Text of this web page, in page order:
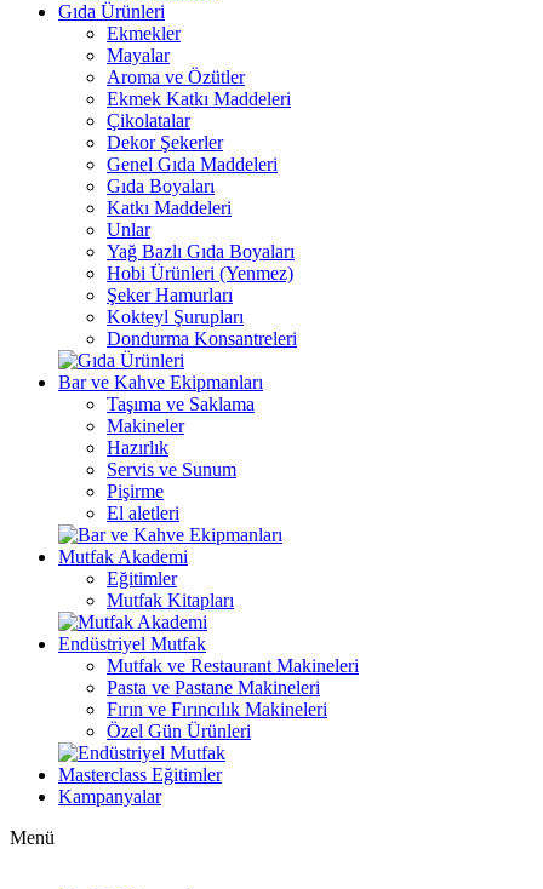
Gıda Ürünleri
Ekmekler
Mayalar
Aroma ve Özütler
Ekmek Katkı Maddeleri
Çikolatalar
Dekor Şekerler
Genel Gıda Maddeleri
Gıda Boyaları
Katkı Maddeleri
Unlar
Yağ Bazlı Gıda Boyaları
Hobi Ürünleri (Yenmez)
Şeker Hamurları
Kokteyl Şurupları
Dondurma Konsantreleri
Bar ve Kahve Ekipmanları
Taşıma ve Saklama
Makineler
Hazırlık
Servis ve Sunum
Pişirme
El aletleri
Mutfak Akademi
Eğitimler
Mutfak Kitapları
Endüstriyel Mutfak
Mutfak ve Restaurant Makineleri
Pasta ve Pastane Makineleri
Fırın ve Fırıncılık Makineleri
Özel Gün Ürünleri
Masterclass Eğitimler
Kampanyalar
Menü